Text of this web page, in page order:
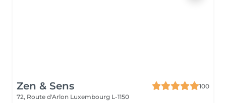
Zen & Sens
100
72, Route d'Arlon Luxembourg L-1150